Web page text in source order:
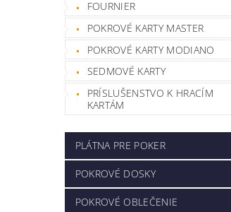
FOURNIER
POKROVÉ KARTY MASTER
POKROVÉ KARTY MODIANO
SEDMOVÉ KARTY
PRÍSLUŠENSTVO K HRACÍM
KARTÁM
PLÁTNA PRE POKER
POKROVÉ DOSKY
POKROVÉ OBLEČENIE